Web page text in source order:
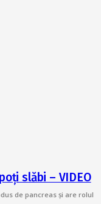
slăbi – VIDEO
de pancreas și are rolul